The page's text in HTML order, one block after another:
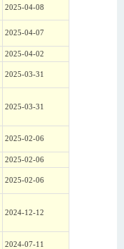
2025-04-08
2025-04-07
2025-04-02
2025-03-31
2025-03-31
2025-02-06
2025-02-06
2025-02-06
2024-12-12
2024-07-11